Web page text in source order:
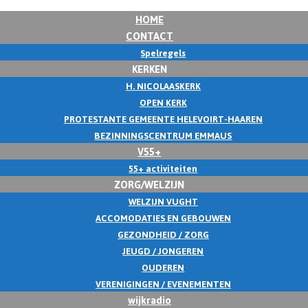
HOME
CONTACT
Spelregels
KERKEN
H. NICOLAASKERK
OPEN KERK
PROTESTANTE GEMEENTE HELEVOIRT-HAAREN
BEZINNINGSCENTRUM EMMAUS
V55+
55+ activiteiten
ZORG/WELZIJN
WELZIJN VUGHT
ACCOMODATIES EN GEBOUWEN
GEZONDHEID / ZORG
JEUGD / JONGEREN
OUDEREN
VERENIGINGEN / EVENEMENTEN
wijkradio